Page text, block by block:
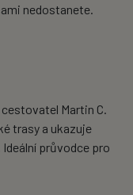
nedostanete.
Martin C.
trasy a ukazuje
průvodce pro